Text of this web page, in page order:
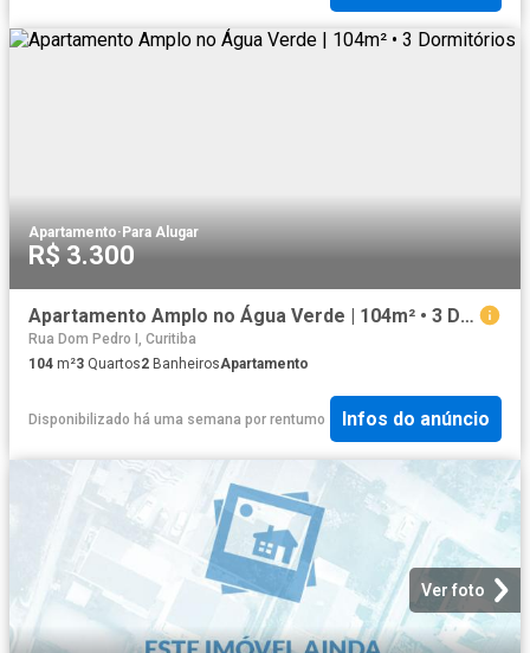
Apartamento· Para Alugar
R$ 3.300
Apartamento Amplo no Água Verde | 104m² • 3 Dormitórios
Rua Dom Pedro I, Curitiba
104 m²3 Quartos2 BanheirosApartamento
Disponibilizado há uma semana por rentumo Infos do anúncio
Ver foto